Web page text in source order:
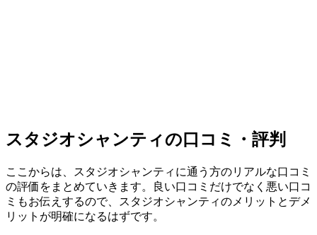
スタジオシャンティの口コミ・評判
ここからは、スタジオシャンティに通う方のリアルな口コミ
の評価をまとめていきます。
良い口コミだけでなく悪い口コ
ミもお伝え するので、スタジオシャンティのメリットとデメ
リットが明確になるはずです。